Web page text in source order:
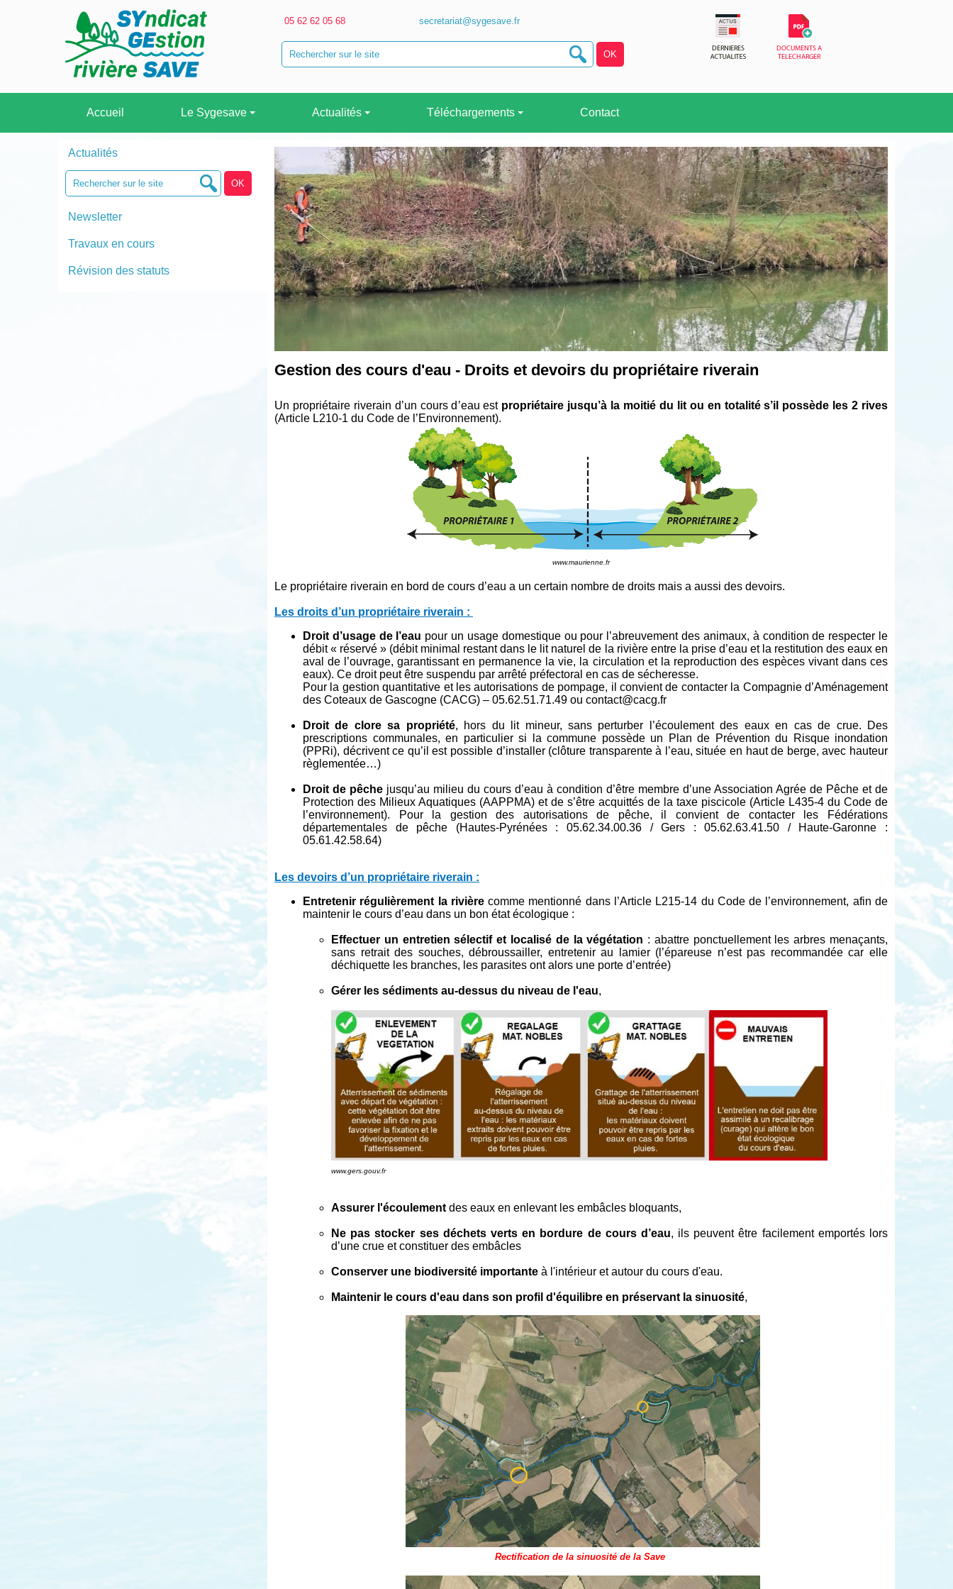
05 62 62 05 68 secretariat@sygesave.fr
Accueil Le Sygesave Actualités Téléchargements Contact
Actualités
Newsletter
Travaux en cours
Révision des statuts
Gestion des cours d'eau - Droits et devoirs du propriétaire riverain
Un propriétaire riverain d’un cours d’eau est propriétaire jusqu’à la moitié du lit ou en totalité s’il possède les 2 rives
(Article L210-1 du Code de l’Environnement).
www.maurienne.fr
Le propriétaire riverain en bord de cours d’eau a un certain nombre de droits mais a aussi des devoirs.
Les droits d’un propriétaire riverain :
Droit d’usage de l’eau pour un usage domestique ou pour l’abreuvement des animaux, à condition de respecter le
débit « réservé » (débit minimal restant dans le lit naturel de la rivière entre la prise d’eau et la restitution des eaux en
aval de l’ouvrage, garantissant en permanence la vie, la circulation et la reproduction des espèces vivant dans ces
eaux). Ce droit peut être suspendu par arrêté préfectoral en cas de sécheresse.
Pour la gestion quantitative et les autorisations de pompage, il convient de contacter la Compagnie d’Aménagement
des Coteaux de Gascogne (CACG) – 05.62.51.71.49 ou contact@cacg.fr
Droit de clore sa propriété, hors du lit mineur, sans perturber l’écoulement des eaux en cas de crue. Des
prescriptions communales, en particulier si la commune possède un Plan de Prévention du Risque inondation
(PPRi), décrivent ce qu’il est possible d’installer (clôture transparente à l’eau, située en haut de berge, avec hauteur
règlementée…)
Droit de pêche jusqu’au milieu du cours d’eau à condition d’être membre d’une Association Agrée de Pêche et de
Protection des Milieux Aquatiques (AAPPMA) et de s’être acquittés de la taxe piscicole (Article L435-4 du Code de
l’environnement). Pour la gestion des autorisations de pêche, il convient de contacter les Fédérations
départementales de pêche (Hautes-Pyrénées : 05.62.34.00.36 / Gers : 05.62.63.41.50 / Haute-Garonne :
05.61.42.58.64)
Les devoirs d’un propriétaire riverain :
Entretenir régulièrement la rivièrecomme mentionné dans l’Article L215-14 du Code de l’environnement, afin de
maintenir le cours d’eau dans un bon état écologique :
Effectuer un entretien sélectif et localisé de la végétation : abattre ponctuellement les arbres menaçants,
sans retrait des souches, débroussailler, entretenir au lamier (l’épareuse n’est pas recommandée car elle
déchiquette les branches, les parasites ont alors une porte d’entrée)
Gérer les sédiments au-dessus du niveau de l'eau,
www.gers.gouv.fr
Assurer l'écoulement des eaux en enlevant les embâcles bloquants,
Ne pas stocker ses déchets verts en bordure de cours d’eau, ils peuvent être facilement emportés lors
d’une crue et constituer des embâcles
Conserver une biodiversité importante à l'intérieur et autour du cours d'eau.
Maintenir le cours d'eau dans son profil d'équilibre en préservant la sinuosité,
Rectification de la sinuosité de la Save